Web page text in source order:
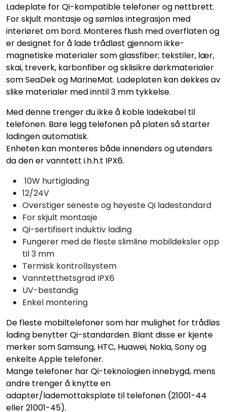
Ladeplate for Qi-kompatible telefoner og nettbrett.
For skjult montasje og sømløs integrasjon med
interiøret om bord. Monteres flush med overflaten og
er designet for å lade trådløst gjennom ikke-
magnetiske materialer som glassfiber; tekstiler, lær,
skai, treverk, karbonfiber og sklisikre dørkmaterialer
som SeaDek og MarineMat. Ladeplaten kan dekkes av
slike materialer med inntil 3 mm tykkelse.
Med denne trenger du ikke å koble ladekabel til
telefonen. Bare legg telefonen på platen så starter
ladingen automatisk.
Enheten kan monteres både innendørs og utendørs
da den er vanntett i.h.h.t IPX6.
10W hurtiglading
12/24V
Overstiger seneste og høyeste Qi ladestandard
For skjult montasje
Qi-sertifisert induktiv lading
Fungerer med de fleste slimline mobildeksler opp
til 3 mm
Termisk kontrollsystem
Vanntetthetsgrad IPX6
UV-bestandig
Enkel montering
De fleste mobiltelefoner som har mulighet for trådløs
lading benytter Qi-standarden. Blant disse er kjente
merker som Samsung, HTC, Huawei, Nokia, Sony og
enkelte Apple telefoner.
Mange telefoner har Qi-teknologien innebygd, mens
andre trenger å knytte en
adapter/lademottaksplate til telefonen (21001-44
eller 21001-45).